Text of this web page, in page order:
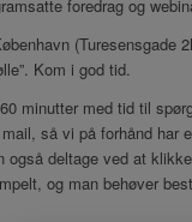
foredrag og
(Turesensgade
Kom i god tid.
minutter med tid til
så vi på forhånd har
deltage ved at
og man behøver